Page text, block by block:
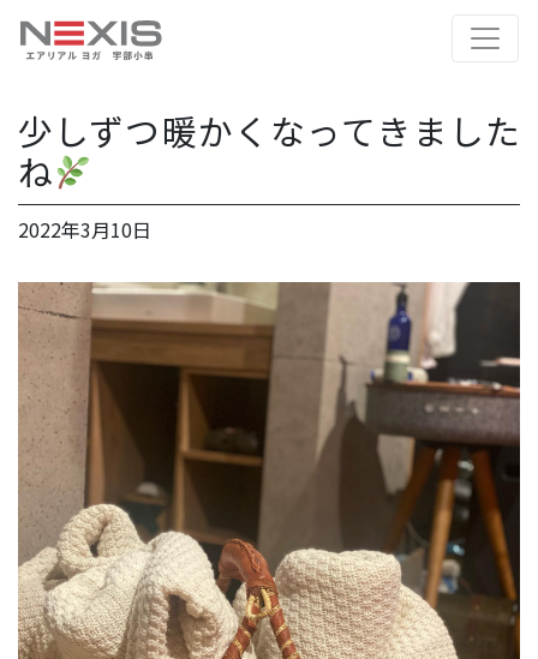
少しずつ暖かくなってきました
ね
2022年3月10日